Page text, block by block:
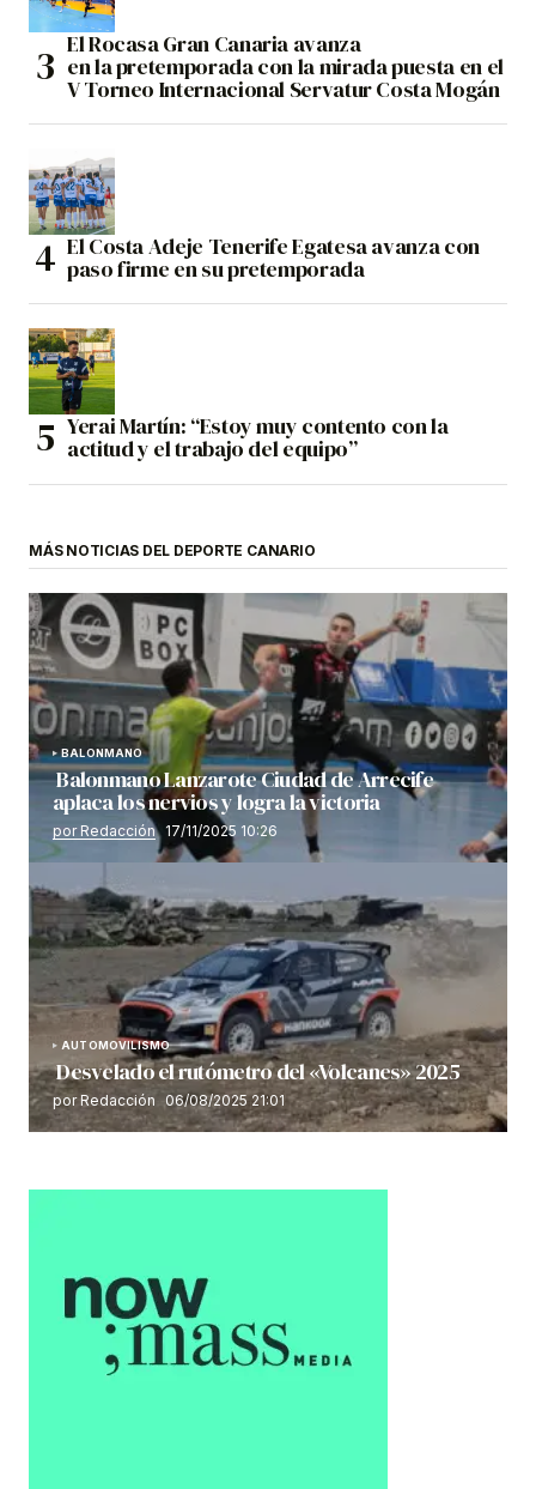
El Rocasa Gran Canaria avanza
en la pretemporada con la mirada puesta en el
V Torneo Internacional Servatur Costa Mogán
El Costa Adeje Tenerife Egatesa avanza con
paso firme en su pretemporada
Yerai Martín: “Estoy muy contento con la
actitud y el trabajo del equipo”
MÁS NOTICIAS DEL DEPORTE CANARIO
BALONMANO
Balonmano Lanzarote Ciudad de Arrecife
aplaca los nervios y logra la victoria
por Redacción 17/11/2025 10:26
AUTOMOVILISMO
Desvelado el rutómetro del «Volcanes» 2025
por Redacción 06/08/2025 21:01